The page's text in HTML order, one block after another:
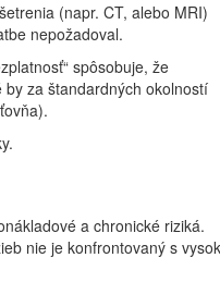
(napr. CT, alebo MRI)
nepožadoval.
spôsobuje, že
za štandardných okolností
a chronické riziká.
nie je konfrontovaný s